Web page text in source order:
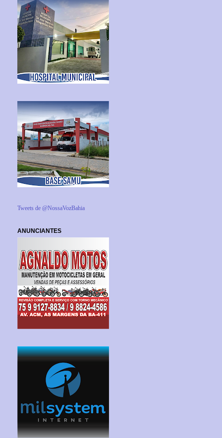
Tweets de @NossaVozBahia
ANUNCIANTES